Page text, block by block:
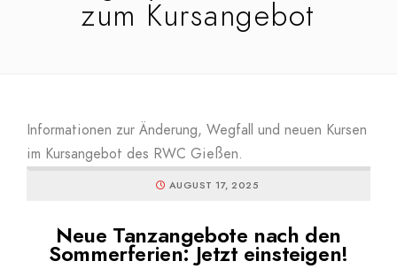
zum Kursangebot
Informationen zur Änderung, Wegfall und neuen Kursen
im Kursangebot des RWC Gießen.
AUGUST 17, 2025
Neue Tanzangebote nach den
Sommerferien: Jetzt einsteigen!